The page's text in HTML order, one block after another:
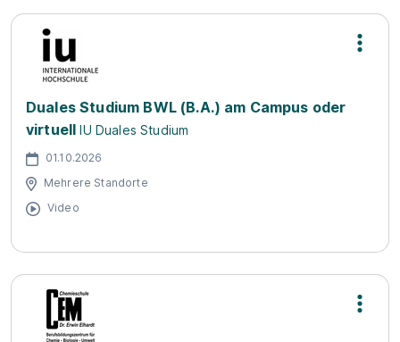
Duales Studium BWL (B.A.) am Campus oder
virtuell IU Duales Studium
01.10.2026
Mehrere Standorte
Video